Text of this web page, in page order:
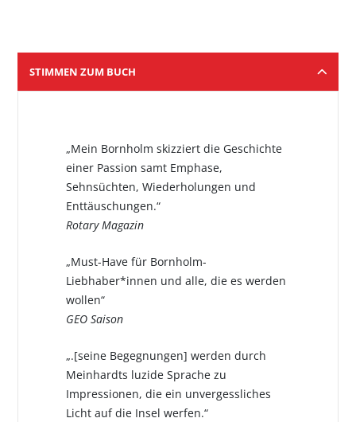
STIMMEN ZUM BUCH
„Mein Bornholm skizziert die Geschichte
einer Passion samt Emphase,
Sehnsüchten, Wiederholungen und
Enttäuschungen.“
Rotary Magazin
„Must-Have für Bornholm-
Liebhaber*innen und alle, die es werden
wollen“
GEO Saison
„.[seine Begegnungen] werden durch
Meinhardts luzide Sprache zu
Impressionen, die ein unvergessliches
Licht auf die Insel werfen.“